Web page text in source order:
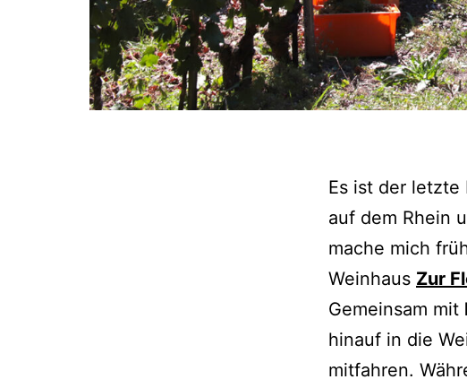
Es ist der letzte
auf dem Rhein
mache mich
Weinhaus Zur
Gemeinsam mit
hinauf in die
mitfahren.